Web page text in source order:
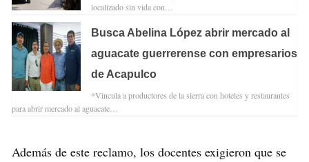
localizado sin vida con…
Busca Abelina López abrir mercado al
aguacate guerrerense con empresarios
de Acapulco
*Vincula a productores de la sierra con hoteles y restaurantes
para abrir mercado al aguacate…
Además de este reclamo, los docentes exigieron que se